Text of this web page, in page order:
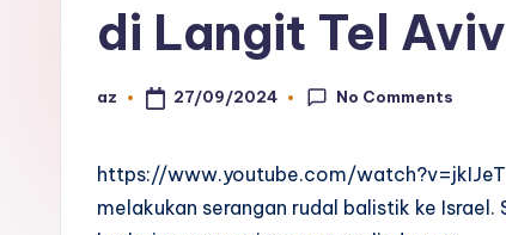
Falcon
di Langit Tel Aviv
Posted
az 27/09/2024 No Comments
https://www.youtube.com/
melakukan serangan rudal balistik ke